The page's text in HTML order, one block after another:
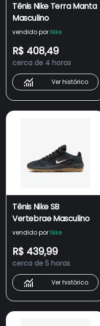
Tênis Nike Terra Manta
Masculino
vendido por Nike
R$ 408,49
cerca de 4 horas
Ver histórico
Tênis Nike SB
Vertebrae Masculino
vendido por Nike
R$ 439,99
cerca de 5 horas
Ver histórico